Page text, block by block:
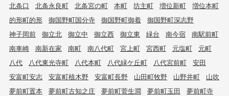
北条口
北条永良町 北条宮の町 本町 坊主町 増位新町
増位本町
的形町的形
御国野町国分寺 御国野町御着
御国野町深志野
神子岡前
御立北 御立中 御立西 御立東 緑台 南今宿
南駅前町
南車崎
南新在家 南町 南八代町 宮上町 宮西町 元塩町
元町
八代
八代東光寺町 八代本町 八代緑ケ丘町 八代宮前町
安田
安富町安志
安富町植木野 安富町長野 山田町牧野 山野井町
山吹
夢前町置本
夢前町古知之庄 夢前町菅生澗 夢前町玉田
夢前町寺